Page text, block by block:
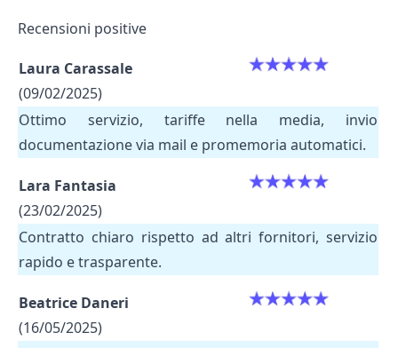
Recensioni positive
Laura Carassale
(09/02/2025)
Ottimo servizio, tariffe nella media, invio
documentazione via mail e promemoria automatici.
Lara Fantasia
(23/02/2025)
Contratto chiaro rispetto ad altri fornitori, servizio
rapido e trasparente.
Beatrice Daneri
(16/05/2025)